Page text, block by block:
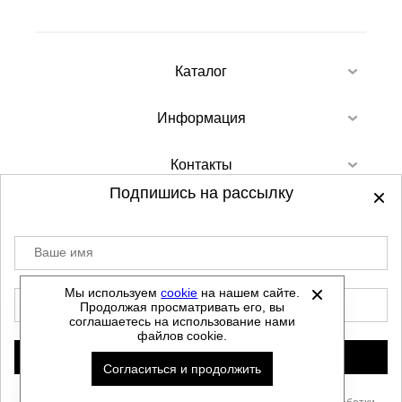
Каталог
Информация
Контакты
©2012-2026 - Sellgroup.ru - все права
защищены.
Данный сайт не является интернет магазином и
не является публичной офертой.
Политика обработки персональных данных
Автоматизировано -
Мы используемcookie на нашем сайте.
Продолжая просматривать его, вы
соглашаетесь на использование нами
файлов cookie.
Согласиться и продолжить
Подпишись на рассылку
Ваше имя